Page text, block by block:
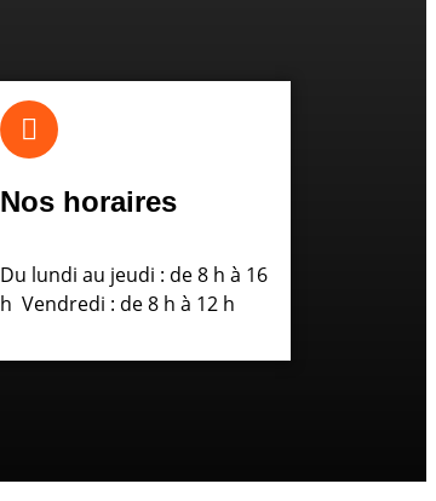
Nos horaires
Du lundi au jeudi : de 8 h à 16
h Vendredi : de 8 h à 12 h